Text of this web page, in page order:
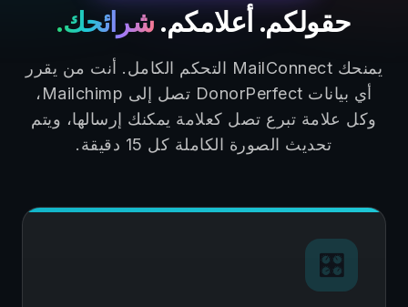
حقولكم. أعلامكم. شرائحك.
يمنحك MailConnect التحكم الكامل. أنت من يقرر
أي بيانات DonorPerfect تصل إلى Mailchimp،
وكل علامة تبرع تصل كعلامة يمكنك إرسالها، ويتم
تحديث الصورة الكاملة كل 15 دقيقة.
🎛️